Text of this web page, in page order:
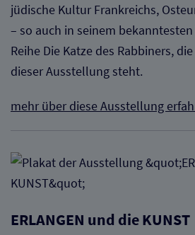
jüdische Kultur Frankreichs,
– so auch in seinem
Reihe Die Katze des Rabbiners,
dieser Ausstellung steht.
mehr über diese Ausstellung
ERLANGEN und die KUNST